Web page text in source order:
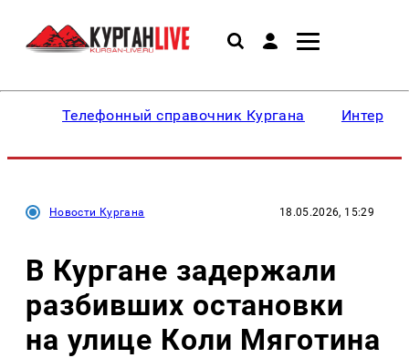
Телефонный справочник Кургана
Новости Кургана 18.05.2026, 15:29
В Кургане задержали
разбивших остановки
на улице Коли Мяготина